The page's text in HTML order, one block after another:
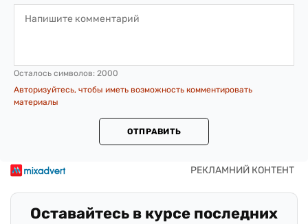
Осталось символов: 2000
Авторизуйтесь, чтобы иметь возможность комментировать
материалы
ОТПРАВИТЬ
Оставайтесь в курсе последних